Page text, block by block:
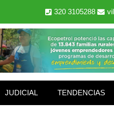
320 3105288
JUDICIAL TENDENCIAS